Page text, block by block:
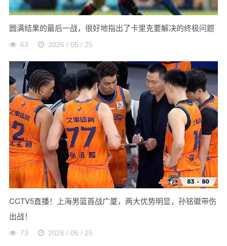
圆满结果的最后一战，很好地指出了卡里克要解决的终极问题
63 2026 / 05 / 25
CCTV5直播！上海男篮首战广厦，两大优势明显，孙铭徽带伤
出战！
73 2026 / 05 / 25